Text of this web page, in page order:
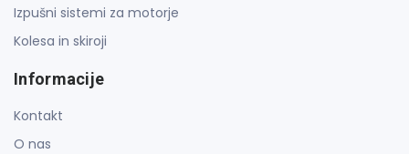
Izpušni sistemi za motorje
Kolesa in skiroji
Informacije
Kontakt
O nas